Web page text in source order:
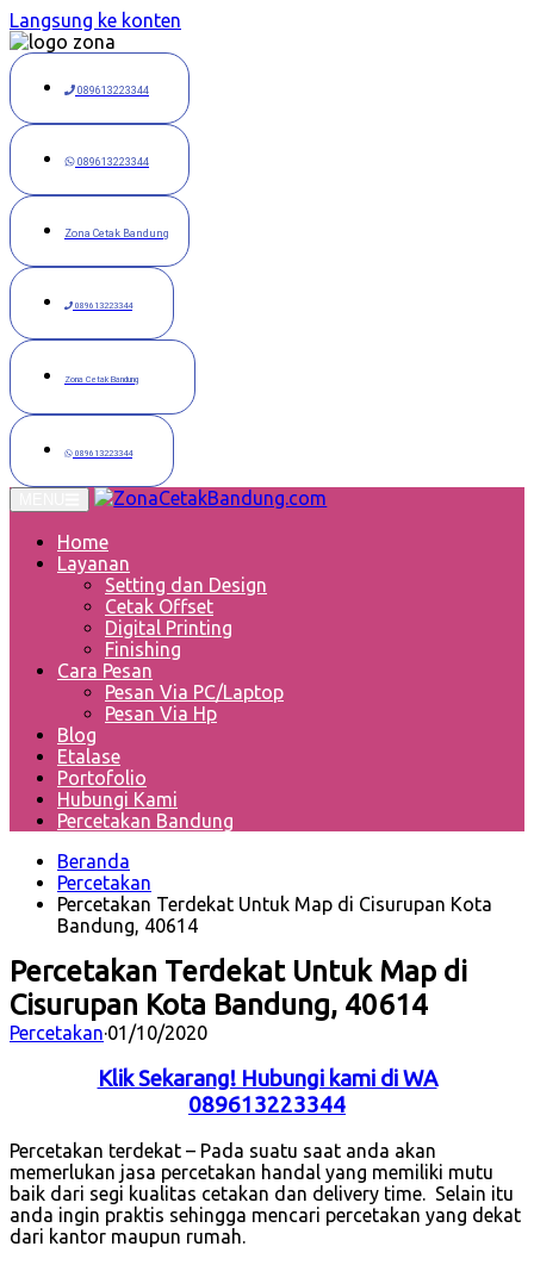
Langsung ke konten
089613223344
089613223344
Zona Cetak Bandung
089613223344
Zona Cetak Bandung
089613223344
Home
Layanan
Setting dan Design
Cetak Offset
Digital Printing
Finishing
Cara Pesan
Pesan Via PC/Laptop
Pesan Via Hp
Blog
Etalase
Portofolio
Hubungi Kami
Percetakan Bandung
Beranda
Percetakan
Percetakan Terdekat Untuk Map di Cisurupan Kota
Bandung, 40614
Percetakan Terdekat Untuk Map di
Cisurupan Kota Bandung, 40614
Percetakan·01/10/2020
Klik Sekarang! Hubungi kami di WA
089613223344
Percetakan terdekat – Pada suatu saat anda akan
memerlukan jasa percetakan handal yang memiliki mutu
baik dari segi kualitas cetakan dan delivery time. Selain itu
anda ingin praktis sehingga mencari percetakan yang dekat
dari kantor maupun rumah.